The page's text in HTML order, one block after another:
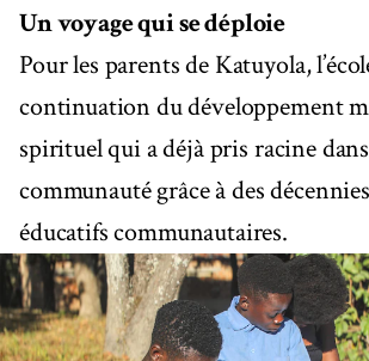
Un voyage qui se déploie
Pour les parents de Katuyola,
continuation du développement
spirituel qui a déjà pris racine
communauté grâce à des
éducatifs communautaires.